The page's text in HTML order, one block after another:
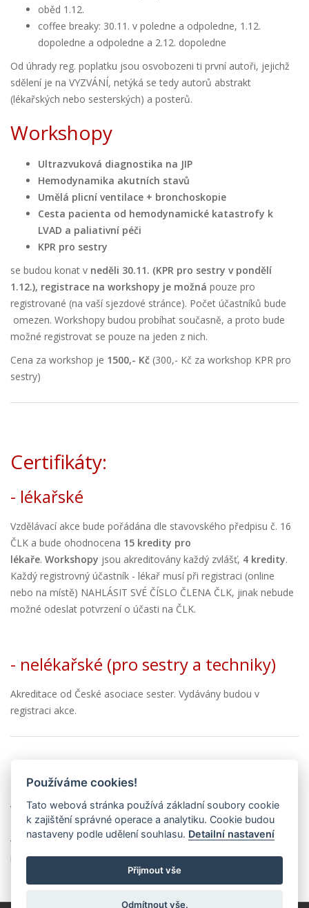
oběd 1.12.
coffee breaky: 30.11. v poledne a odpoledne, 1.12.
dopoledne a odpoledne a 2.12. dopoledne
Od úhrady reg. poplatku jsou osvobozeni ti první autoři, jejichž
sdělení je na VYZVÁNÍ, netýká se tedy autorů abstrakt
(lékařských nebo sesterských) a posterů.
Workshopy
Ultrazvuková diagnostika na JIP
Hemodynamika akutních stavů
Umělá plicní ventilace + bronchoskopie
Cesta pacienta od hemodynamické katastrofy k
LVAD a paliativní péči
KPR pro sestry
se budou konat v neděli 30.11. (KPR pro sestry v pondělí
1.12.), registrace na workshopy je možná pouze pro
registrované (na vaší sjezdové stránce). Počet účastníků bude
omezen. Workshopy budou probíhat současně, a proto bude
možné registrovat se pouze na jeden z nich.
Cena za workshop je 1500,- Kč (300,- Kč za workshop KPR pro
sestry)
Certifikáty:
- lékařské
Vzdělávací akce bude pořádána dle stavovského předpisu č. 16
ČLK a bude ohodnocena 15 kredity pro
lékaře. Workshopy jsou akreditovány každý zvlášť, 4 kredity.
Každý registrovný účastník - lékař musí při registraci (online
nebo na místě) NAHLÁSIT SVÉ ČÍSLO ČLENA ČLK, jinak nebude
možné odeslat potvrzení o účasti na ČLK.
- nelékařské (pro sestry a techniky)
Akreditace od České asociace sester. Vydávány budou v
registraci akce.
Wifi připojení:
v prostorách konference bude dostupná wifi síť, heslo obdržíte s
informace u registrace.
Používáme cookies!
Tato webová stránka používá základní soubory cookie
k zajištění správné operace a analytiku. Cookie budou
nastaveny podle udělení souhlasu. Detailní nastavení
Přijmout vše
Odmítnout vše.